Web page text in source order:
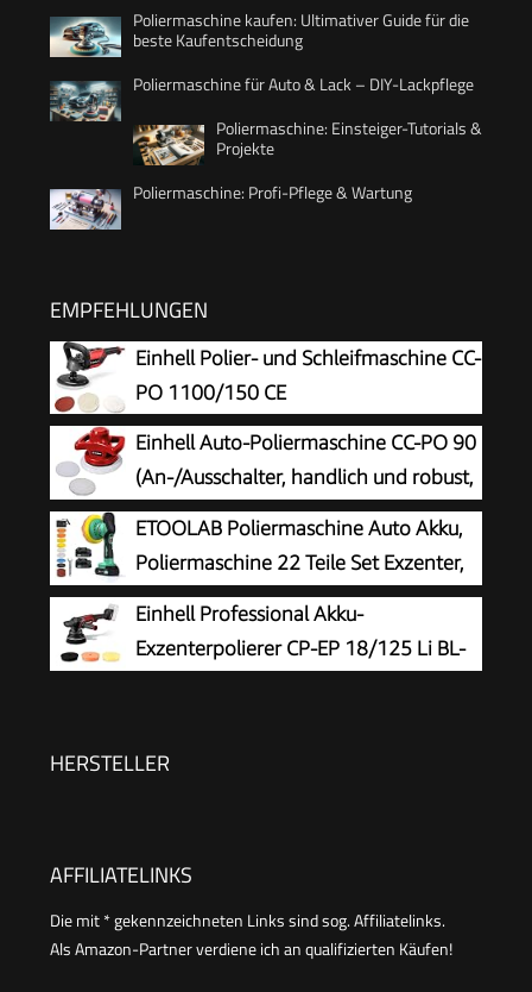
Poliermaschine kaufen: Ultimativer Guide für die
beste Kaufentscheidung
Poliermaschine für Auto & Lack – DIY-Lackpflege
Poliermaschine: Einsteiger-Tutorials &
Projekte
Poliermaschine: Profi-Pflege & Wartung
EMPFEHLUNGEN
Einhell Polier- und Schleifmaschine CC-
PO 1100/150 CE
Einhell Auto-Poliermaschine CC-PO 90
(An-/Ausschalter, handlich und robust,
1 Textilpolierhaube und Synthetik-
Polierhaube inklusive)
ETOOLAB Poliermaschine Auto Akku,
Poliermaschine 22 Teile Set Exzenter,
21V
Einhell Professional Akku-
Exzenterpolierer CP-EP 18/125 Li BL-
HERSTELLER
AFFILIATELINKS
Die mit * gekennzeichneten Links sind sog. Affiliatelinks.
Als Amazon-Partner verdiene ich an qualifizierten Käufen!